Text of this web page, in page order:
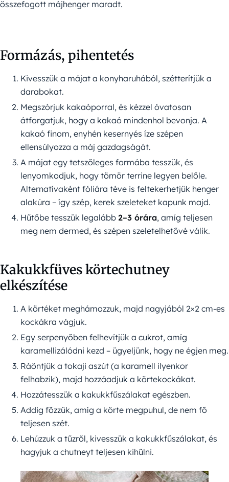
összefogott májhenger maradt.
Formázás, pihentetés
Kivesszük a májat a konyharuhából, szétterítjük a
darabokat.
Megszórjuk kakaóporral, és kézzel óvatosan
átforgatjuk, hogy a kakaó mindenhol bevonja. A
kakaó finom, enyhén kesernyés íze szépen
ellensúlyozza a máj gazdagságát.
A májat egy tetszőleges formába tesszük, és
lenyomkodjuk, hogy tömör terrine legyen belőle.
Alternatívaként fóliára téve is feltekerhetjük henger
alakúra – így szép, kerek szeleteket kapunk majd.
Hűtőbe tesszük legalább 2–3 órára, amíg teljesen
meg nem dermed, és szépen szeletelhetővé válik.
Kakukkfüves körtechutney
elkészítése
A körtéket meghámozzuk, majd nagyjából 2×2 cm-es
kockákra vágjuk.
Egy serpenyőben felhevítjük a cukrot, amíg
karamellizálódni kezd – ügyeljünk, hogy ne égjen meg.
Ráöntjük a tokaji aszút (a karamell ilyenkor
felhabzik), majd hozzáadjuk a körtekockákat.
Hozzátesszük a kakukkfűszálakat egészben.
Addig főzzük, amíg a körte megpuhul, de nem fő
teljesen szét.
Lehúzzuk a tűzről, kivesszük a kakukkfűszálakat, és
hagyjuk a chutneyt teljesen kihűlni.